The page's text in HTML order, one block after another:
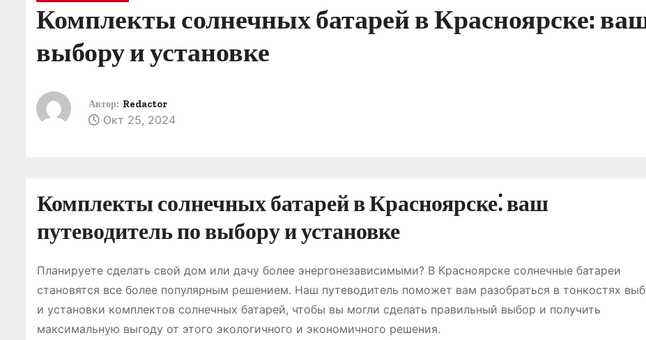
Комплекты солнечных батарей в Красноярске:
выбору и установке
Автор: Redactor
Окт 25, 2024
Комплекты солнечных батарей в Красноярске⁚ ваш
путеводитель по выбору и установке
Планируете сделать свой дом или дачу более энергонезависимыми? В Красноярске солнечные батареи
становятся все более популярным решением. Наш путеводитель поможет вам разобраться в тонкостях
и установки комплектов солнечных батарей, чтобы вы могли сделать правильный выбор и получить
максимальную выгоду от этого экологичного и экономичного решения.